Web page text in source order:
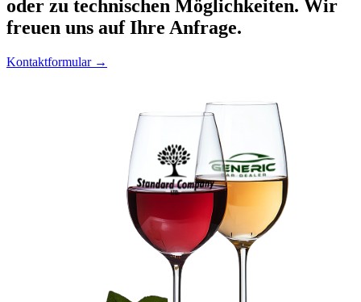
oder zu technischen Möglichkeiten. Wir
freuen uns auf Ihre Anfrage.
Kontaktformular →